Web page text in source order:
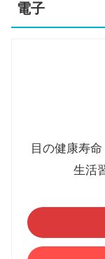
電子
目の健康寿
生活